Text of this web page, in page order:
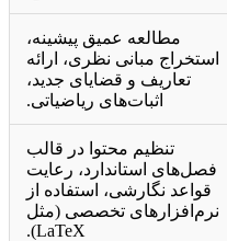
مطالعه عمیق پیشینه،
استخراج مبانی نظری، ارائه
تعاریف و قضایای جدید،
اثبات‌های ریاضیاتی.
تنظیم محتوا در قالب
فصل‌های استاندارد، رعایت
قواعد نگارشی، استفاده از
نرم‌افزارهای تخصصی (مثل
LaTeX).